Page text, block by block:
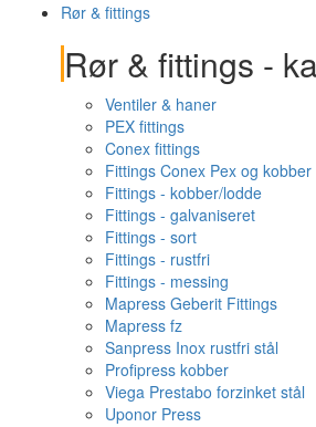
Rør & fittings
Rør & fittings -
Ventiler & haner
PEX fittings
Conex fittings
Fittings Conex Pex og kobber
Fittings - kobber/lodde
Fittings - galvaniseret
Fittings - sort
Fittings - rustfri
Fittings - messing
Mapress Geberit Fittings
Mapress fz
Sanpress Inox rustfri stål
Profipress kobber
Viega Prestabo forzinket stål
Uponor Press